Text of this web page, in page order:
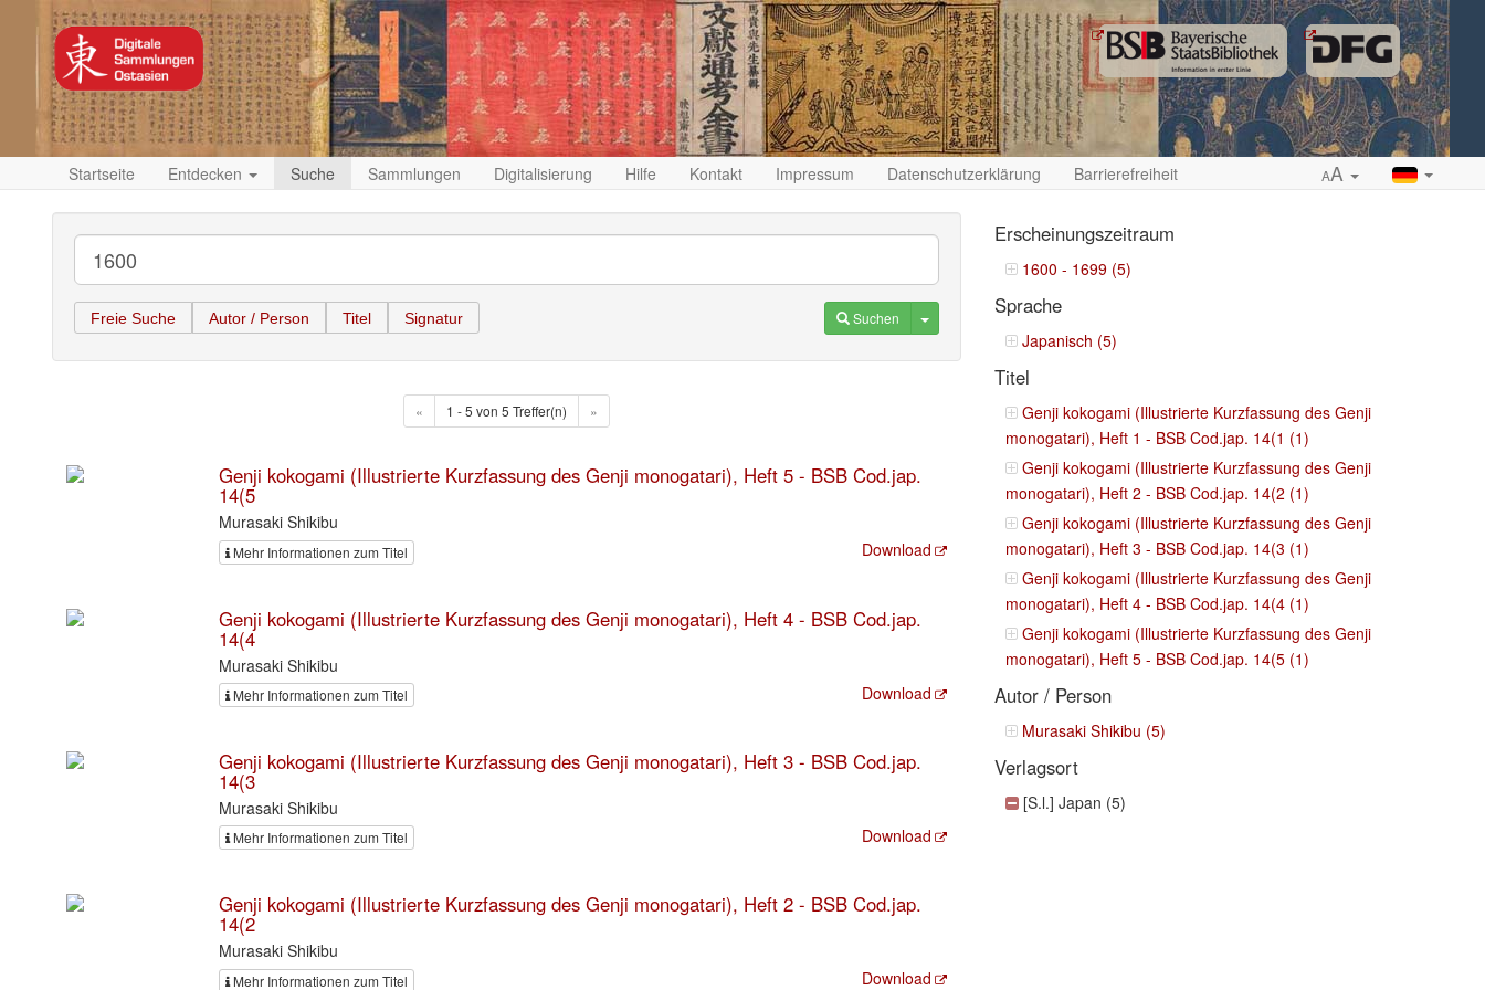
Startseite Entdecken Suche Sammlungen Digitalisierung Hilfe Kontakt Impressum Datenschutzerklärung Barrierefreiheit AA
Freie Suche Autor / Person Titel Signatur Suchen Toggle Dropdown
« 1 - 5 von 5 Treffer(n) »
Genji kokogami (Illustrierte Kurzfassung des Genji monogatari), Heft 5 - BSB Cod.jap.
14(5
Murasaki Shikibu
Mehr Informationen zum Titel Download
Genji kokogami (Illustrierte Kurzfassung des Genji monogatari), Heft 4 - BSB Cod.jap.
14(4
Murasaki Shikibu
Mehr Informationen zum Titel Download
Genji kokogami (Illustrierte Kurzfassung des Genji monogatari), Heft 3 - BSB Cod.jap.
14(3
Murasaki Shikibu
Mehr Informationen zum Titel Download
Genji kokogami (Illustrierte Kurzfassung des Genji monogatari), Heft 2 - BSB Cod.jap.
14(2
Murasaki Shikibu
Mehr Informationen zum Titel Download
Erscheinungszeitraum
1600 - 1699 (5)
Sprache
Japanisch (5)
Titel
Genji kokogami (Illustrierte Kurzfassung des Genji
monogatari), Heft 1 - BSB Cod.jap. 14(1 (1)
Genji kokogami (Illustrierte Kurzfassung des Genji
monogatari), Heft 2 - BSB Cod.jap. 14(2 (1)
Genji kokogami (Illustrierte Kurzfassung des Genji
monogatari), Heft 3 - BSB Cod.jap. 14(3 (1)
Genji kokogami (Illustrierte Kurzfassung des Genji
monogatari), Heft 4 - BSB Cod.jap. 14(4 (1)
Genji kokogami (Illustrierte Kurzfassung des Genji
monogatari), Heft 5 - BSB Cod.jap. 14(5 (1)
Autor / Person
Murasaki Shikibu (5)
Verlagsort
[S.l.] Japan (5)